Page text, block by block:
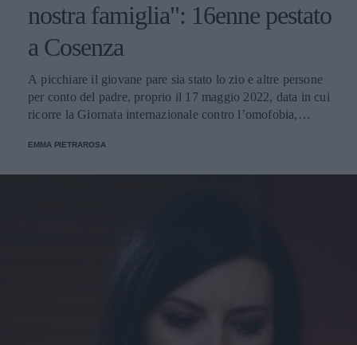
nostra famiglia": 16enne pestato
a Cosenza
A picchiare il giovane pare sia stato lo zio e altre persone
per conto del padre, proprio il 17 maggio 2022, data in cui
ricorre la Giornata internazionale contro l’omofobia,
sono state riscontrate quattro costole rotte, varie lesioni e il
EMMA PIETRAROSA